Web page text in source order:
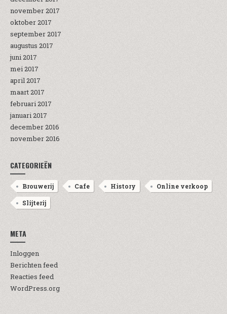
november 2017
oktober 2017
september 2017
augustus 2017
juni 2017
mei 2017
april 2017
maart 2017
februari 2017
januari 2017
december 2016
november 2016
CATEGORIEËN
Brouwerij Cafe History Online verkoop
Slijterij
META
Inloggen
Berichten feed
Reacties feed
WordPress.org